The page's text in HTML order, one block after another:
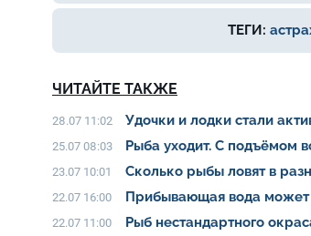
ТЕГИ:
ЧИТАЙТЕ ТАКЖЕ
28.07 11:02 Удочки и лодки стали
25.07 08:03 Рыба уходит. С подъёмом
23.07 10:01 Сколько рыбы ловят в
22.07 16:00 Прибывающая вода может
22.07 11:00 Рыб нестандартного